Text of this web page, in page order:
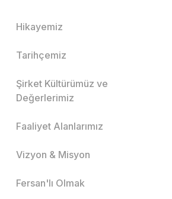
Hikayemiz
Tarihçemiz
Şirket Kültürümüz ve
Değerlerimiz
Faaliyet Alanlarımız
Vizyon & Misyon
Fersan'lı Olmak